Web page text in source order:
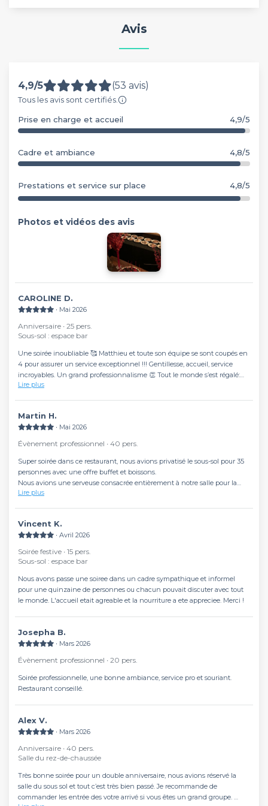
Avis
4,9/5 (53 avis)
Tous les avis sont certifiés.
Prise en charge et accueil 4,9/5
Cadre et ambiance 4,8/5
Prestations et service sur place 4,8/5
Photos et vidéos des avis
CAROLINE D.
∙ Mai 2026
Anniversaire ∙ 25 pers.
Sous-sol : espace bar
Une soirée inoubliable 🥰 Matthieu et toute son équipe se sont coupés en
4 pour assurer un service exceptionnel !!! Gentillesse, accueil, service
incroyables. Un grand professionnalisme 👏 Tout le monde s’est régalé:
pizzas délicieuses et ambiance 👌
Lire plus
Martin H.
∙ Mai 2026
Évènement professionnel ∙ 40 pers.
Super soirée dans ce restaurant, nous avions privatisé le sous-sol pour 35
personnes avec une offre buffet et boissons.
Nous avions une serveuse consacrée entièrement à notre salle pour la
soirée qui a géré le buffet avec une main de maître.
Merci beaucoup pour votre accueil !
Lire plus
Vincent K.
∙ Avril 2026
Soirée festive ∙ 15 pers.
Sous-sol : espace bar
Nous avons passe une soiree dans un cadre sympathique et informel
pour une quinzaine de personnes ou chacun pouvait discuter avec tout
le monde. L'accueil etait agreable et la nourriture a ete appreciee. Merci !
Josepha B.
∙ Mars 2026
Évènement professionnel ∙ 20 pers.
Soirée professionnelle, une bonne ambiance, service pro et souriant.
Restaurant conseillé.
Alex V.
∙ Mars 2026
Anniversaire ∙ 40 pers.
Salle du rez-de-chaussée
Très bonne soirée pour un double anniversaire, nous avions réservé la
salle du sous sol et tout c’est très bien passé. Je recommande de
commander les entrée des votre arrivé si vous êtes un grand groupe.